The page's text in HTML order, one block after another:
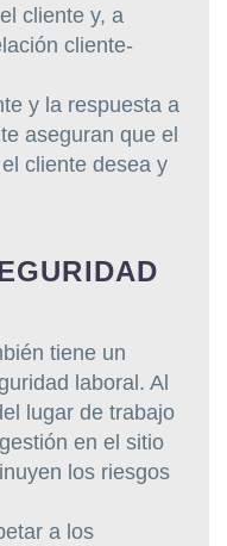
cliente y, a
cliente-
y la respuesta a
aseguran que el
cliente desea y
tiene un
laboral. Al
lugar de trabajo
en el sitio
los riesgos
a los